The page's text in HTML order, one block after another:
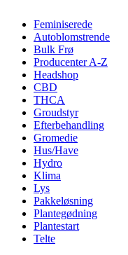
Feminiserede
Autoblomstrende
Bulk Frø
Producenter A-Z
Headshop
CBD
THCA
Groudstyr
Efterbehandling
Gromedie
Hus/Have
Hydro
Klima
Lys
Pakkeløsning
Plantegødning
Plantestart
Telte